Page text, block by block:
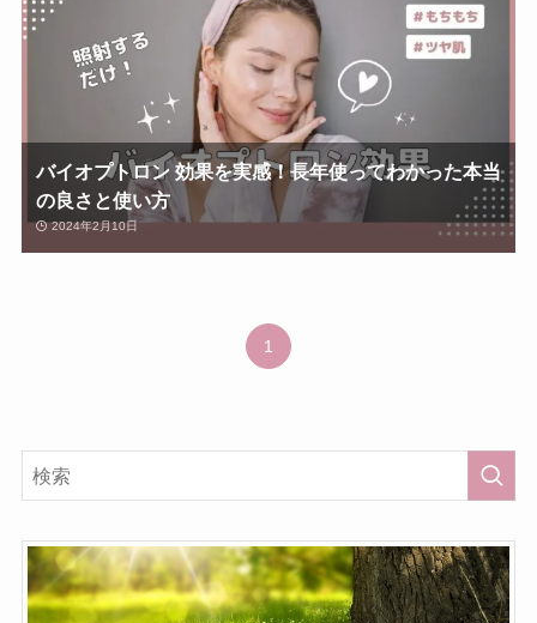
バイオプトロン 効果を実感！長年使ってわかった本当
の良さと使い方
2024年2月10日
1